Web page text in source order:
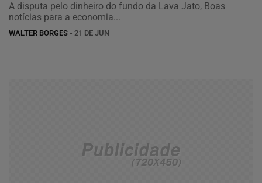
A disputa pelo dinheiro do fundo da Lava Jato, Boas
notícias para a economia...
WALTER BORGES - 21 DE JUN